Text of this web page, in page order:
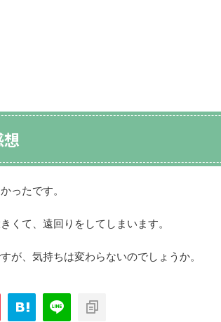
想
ったです。
くて、遠回りをしてしまいます。
が、気持ちは変わらないのでしょうか。